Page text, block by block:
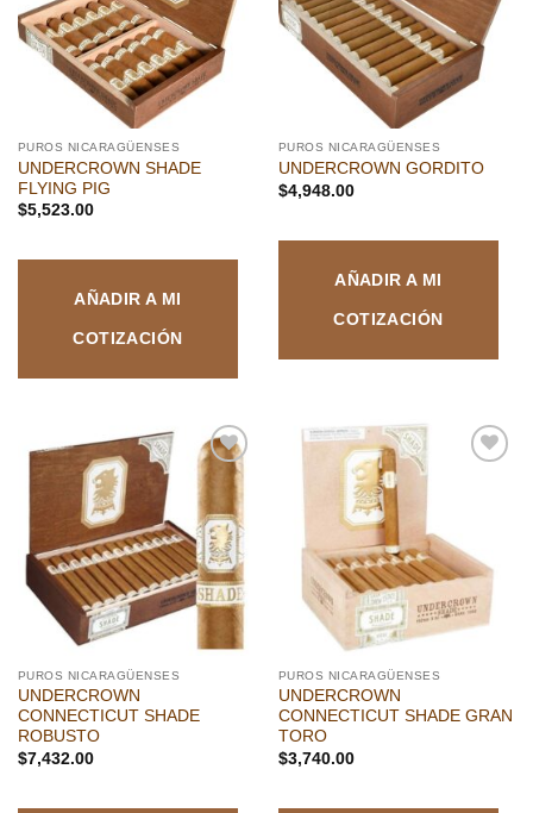
PUROS NICARAGÜENSES
UNDERCROWN SHADE
FLYING PIG
$5,523.00
AÑADIR A MI
COTIZACIÓN
PUROS NICARAGÜENSES
UNDERCROWN GORDITO
$4,948.00
AÑADIR A MI
COTIZACIÓN
Añadir
lista de
deseos
PUROS NICARAGÜENSES
UNDERCROWN
CONNECTICUT SHADE
ROBUSTO
$7,432.00
PUROS NICARAGÜENSES
UNDERCROWN
CONNECTICUT SHADE GRAN
TORO
$3,740.00